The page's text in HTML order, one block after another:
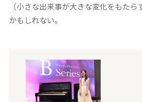
（小さな出来事が大きな変化をもた
かもしれない。